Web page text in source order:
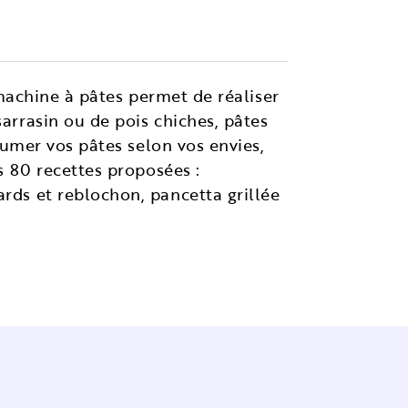
à pâtes permet de réaliser
ou de pois chiches, pâtes
vos pâtes selon vos envies,
recettes proposées :
et reblochon, pancetta grillée